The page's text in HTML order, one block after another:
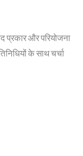
प्रकार और परियोजना
के साथ चर्चा